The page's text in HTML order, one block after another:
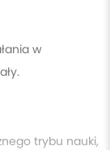
w
trybu nauki,